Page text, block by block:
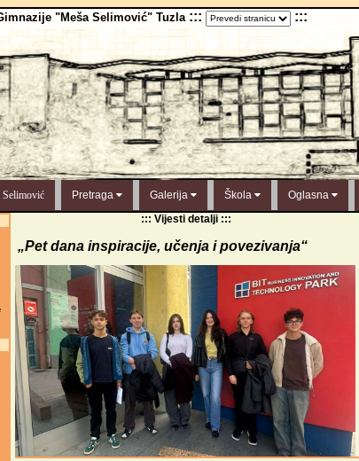
"Meša Selimović" Tuzla ::: :::
Selimović Pretraga Galerija Škola Oglasna
::: Vijesti detalji :::
„Pet dana inspiracije, učenja i povezivanja“